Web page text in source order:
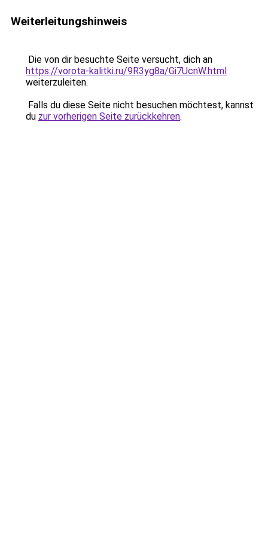
Weiterleitungshinweis
Die von dir besuchte Seite versucht, dich an
https://vorota-kalitki.ru/9R3yg8a/Gi7UcnW.html
weiterzuleiten.
Falls du diese Seite nicht besuchen möchtest, kannst
du zur vorherigen Seite zurückkehren.